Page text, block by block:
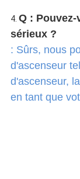
4. Q :
sérieux ?
: Sûrs, nous
d'ascenseur
d'ascenseur,
en tant que